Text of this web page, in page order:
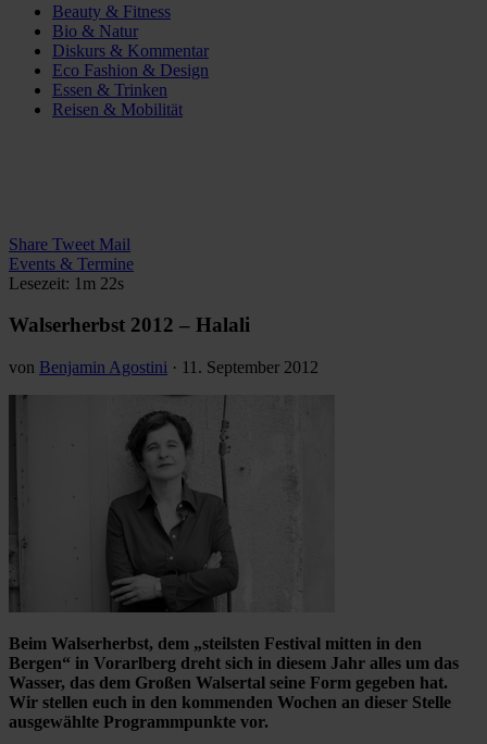
Beauty & Fitness
Bio & Natur
Diskurs & Kommentar
Eco Fashion & Design
Essen & Trinken
Reisen & Mobilität
Share Tweet Mail
Events & Termine
Lesezeit: 1m 22s
Walserherbst 2012 – Halali
von Benjamin Agostini · 11. September 2012
Beim Walserherbst, dem „steilsten Festival mitten in den
Bergen“ in Vorarlberg dreht sich in diesem Jahr alles um das
Wasser, das dem Großen Walsertal seine Form gegeben hat.
Wir stellen euch in den kommenden Wochen an dieser Stelle
ausgewählte Programmpunkte vor.